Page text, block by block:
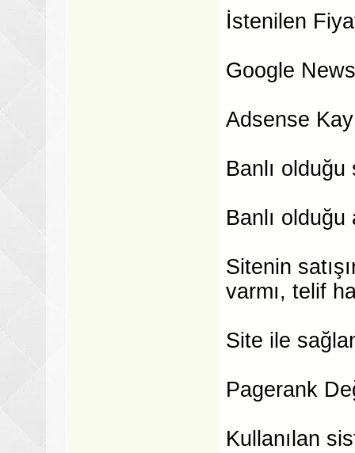
İstenilen
Google
Adsense
Banlı
Banlı
Sitenin
varmı, telif
Site ile
Pagerank
Kullanılan